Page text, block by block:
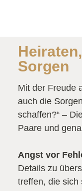
Sorgen
Mit der Freude
auch die
schaffen?“ –
Paare und
Angst vor
Details zu
treffen, die sich